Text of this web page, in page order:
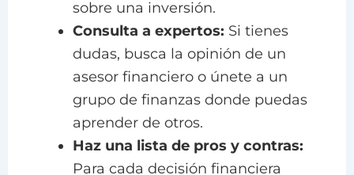
sobre una inversión.
Consulta a expertos: Si tienes
dudas, busca la opinión de un
asesor financiero o únete a un
grupo de finanzas donde puedas
aprender de otros.
Haz una lista de pros y contras:
Para cada decisión financiera